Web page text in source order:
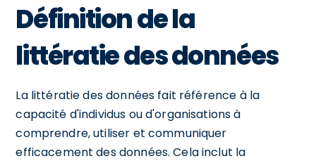
Définition de la
littératie des données
La littératie des données fait référence à la
capacité d'individus ou d'organisations à
comprendre, utiliser et communiquer
efficacement des données. Cela inclut la